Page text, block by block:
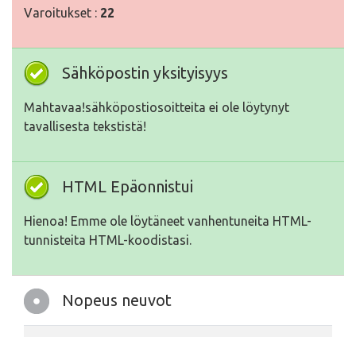
Varoitukset : 22
Sähköpostin yksityisyys
Mahtavaa!sähköpostiosoitteita ei ole löytynyt
tavallisesta tekstistä!
HTML Epäonnistui
Hienoa! Emme ole löytäneet vanhentuneita HTML-
tunnisteita HTML-koodistasi.
Nopeus neuvot